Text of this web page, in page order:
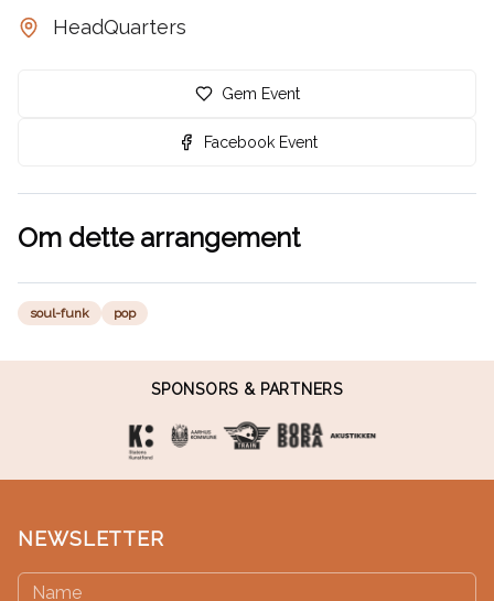
HeadQuarters
Gem Event
Facebook Event
Om dette arrangement
soul-funk pop
SPONSORS & PARTNERS
NEWSLETTER